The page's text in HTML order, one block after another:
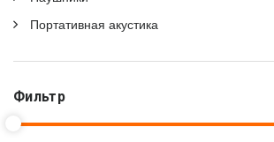
Портативная акустика
Фильтр